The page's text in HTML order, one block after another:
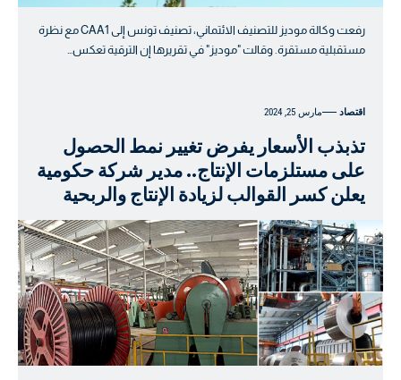
رفعت وكالة موديز للتصنيف الائتماني، تصنيف تونس إلى CAA1 مع نظرة
مستقبلية مستقرة. وقالت "موديز" في تقريرها إن الترقية تعكس…
اقتصاد مارس 25, 2024
تذبذب الأسعار يفرض تغيير نمط الحصول
على مستلزمات الإنتاج.. مدير شركة حكومية
يعلن كسر القوالب لزيادة الإنتاج والربحية